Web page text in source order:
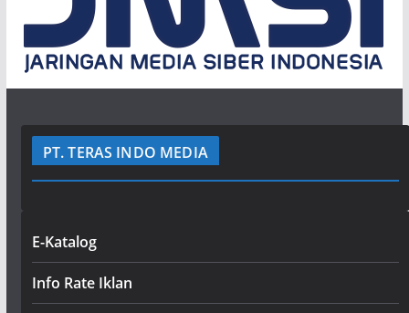
PT. TERAS INDO MEDIA
E-Katalog
Info Rate Iklan